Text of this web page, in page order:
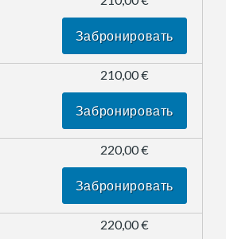
Забронировать
210,00 €
Забронировать
220,00 €
Забронировать
220,00 €